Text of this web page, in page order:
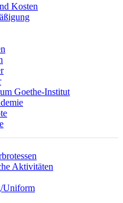
Kosten
Goethe-Institut
Aktivitäten
Uniform